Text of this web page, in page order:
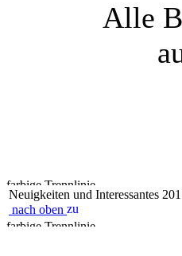
Alle
Neuigkeiten und Interessantes
nach oben